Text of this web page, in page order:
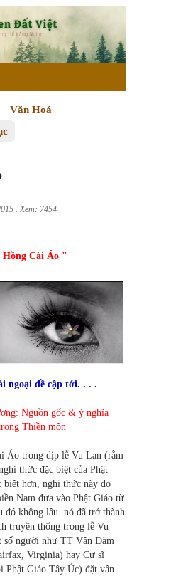
Văn Hoá
. Xem: 7454
Hồng Cài Áo "
ngoại đề cập tới. . . .
Nguồn gốc & ý nghĩa
Thiền môn
Áo trong dịp lễ Vu Lan (rằm
thức đặc biệt của Phật
biệt hơn, nghi thức này do
Nam đưa vào Phật Giáo từ
đó không lâu. nó đã trở thành
truyền thống trong lễ Vu
số người như TT Vân Đàm
Virginia) hay Cư sĩ
Phật Giáo Tây Úc) đặt vấn